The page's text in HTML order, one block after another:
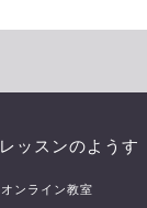
レッスンのようす
オンライン教室